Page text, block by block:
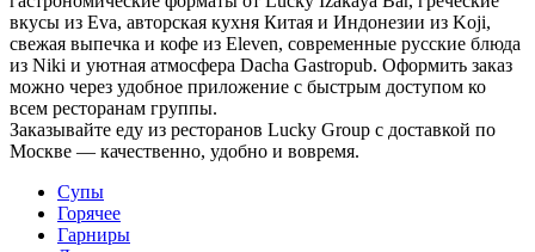
вкусы из Eva, авторская кухня Китая и Индонезии из Koji,
свежая выпечка и кофе из Eleven, современные русские блюда
из Niki и уютная атмосфера Dacha Gastropub. Оформить заказ
можно через удобное приложение с быстрым доступом ко
всем ресторанам группы.
Заказывайте еду из ресторанов Lucky Group с доставкой по
Москве — качественно, удобно и вовремя.
Супы
Горячее
Гарниры